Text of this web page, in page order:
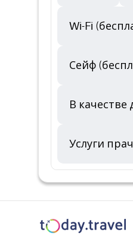
Wi-Fi
Сейф
В качестве
Услуги